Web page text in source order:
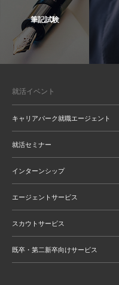
筆記試験
就活イベント
キャリアパーク就職エージェント
就活セミナー
インターンシップ
エージェントサービス
スカウトサービス
既卒・第二新卒向けサービス